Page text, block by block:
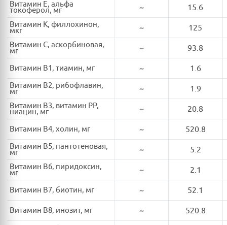
Витамин E, альфа
токоферол, мг ~ 15.6
Витамин K, филлохинон,
мкг ~ 125
Витамин C, аскорбиновая,
мг ~ 93.8
Витамин B1, тиамин, мг ~ 1.6
Витамин B2, рибофлавин,
мг ~ 1.9
Витамин B3, витамин PP,
ниацин, мг ~ 20.8
Витамин B4, холин, мг ~ 520.8
Витамин B5, пантотеновая,
мг ~ 5.2
Витамин B6, пиридоксин,
мг ~ 2.1
Витамин B7, биотин, мг ~ 52.1
Витамин B8, инозит, мг ~ 520.8